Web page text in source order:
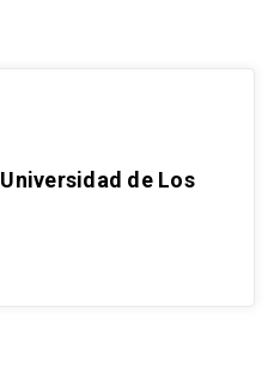
de Los